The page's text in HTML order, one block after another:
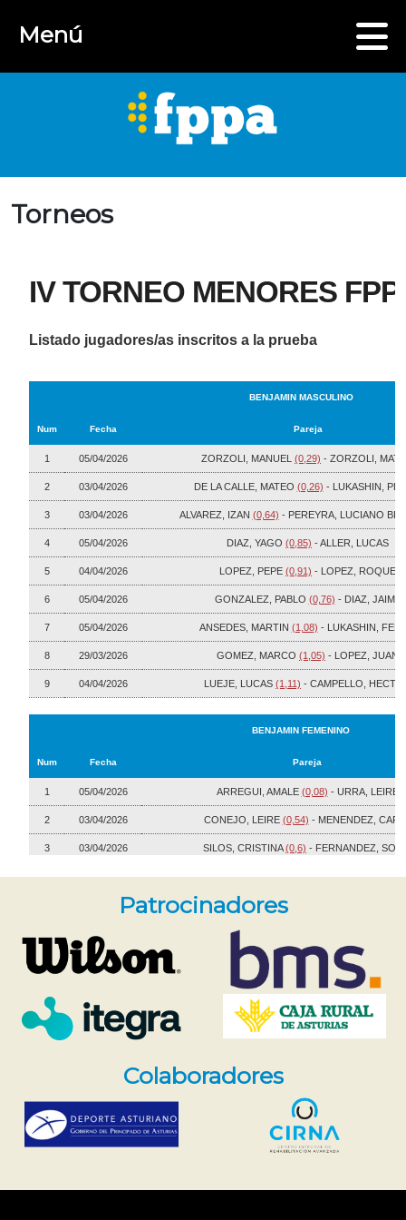
Menú
Torneos
Patrocinadores
Colaboradores